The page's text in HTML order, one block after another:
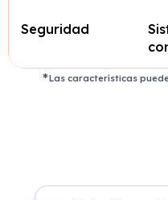
Seguridad
Las características